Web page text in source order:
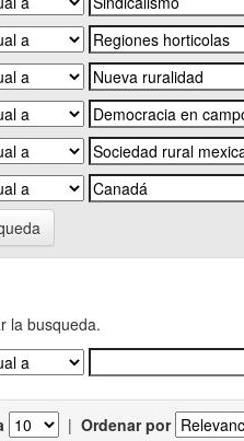
la busqueda.
| Ordenar por